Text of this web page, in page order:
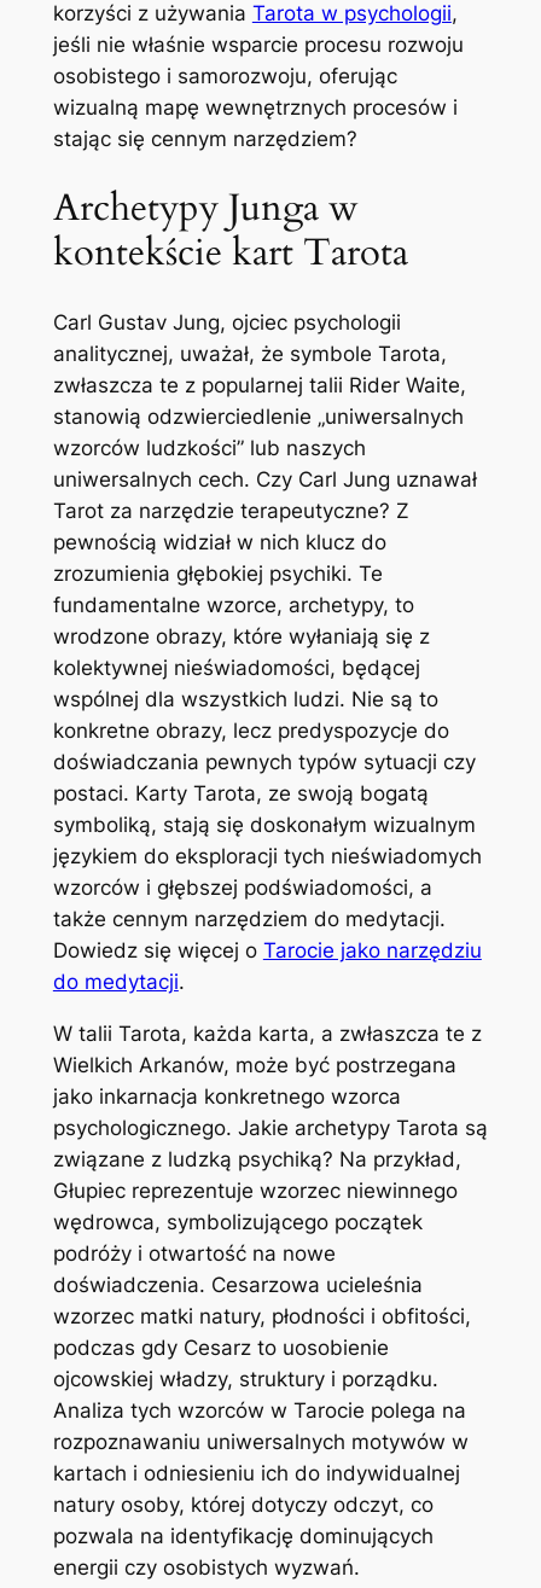
korzyści z używania Tarota w psychologii,
jeśli nie właśnie wsparcie procesu rozwoju
osobistego i samorozwoju, oferując
wizualną mapę wewnętrznych procesów i
stając się cennym narzędziem?
Archetypy Junga w
kontekście kart Tarota
Carl Gustav Jung, ojciec psychologii
analitycznej, uważał, że symbole Tarota,
zwłaszcza te z popularnej talii Rider Waite,
stanowią odzwierciedlenie „uniwersalnych
wzorców ludzkości” lub naszych
uniwersalnych cech. Czy Carl Jung uznawał
Tarot za narzędzie terapeutyczne? Z
pewnością widział w nich klucz do
zrozumienia głębokiej psychiki. Te
fundamentalne wzorce, archetypy, to
wrodzone obrazy, które wyłaniają się z
kolektywnej nieświadomości, będącej
wspólnej dla wszystkich ludzi. Nie są to
konkretne obrazy, lecz predyspozycje do
doświadczania pewnych typów sytuacji czy
postaci. Karty Tarota, ze swoją bogatą
symboliką, stają się doskonałym wizualnym
językiem do eksploracji tych nieświadomych
wzorców i głębszej podświadomości, a
także cennym narzędziem do medytacji.
Dowiedz się więcej o Tarocie jako narzędziu
do medytacji.
W talii Tarota, każda karta, a zwłaszcza te z
Wielkich Arkanów, może być postrzegana
jako inkarnacja konkretnego wzorca
psychologicznego. Jakie archetypy Tarota są
związane z ludzką psychiką? Na przykład,
Głupiec reprezentuje wzorzec niewinnego
wędrowca, symbolizującego początek
podróży i otwartość na nowe
doświadczenia. Cesarzowa ucieleśnia
wzorzec matki natury, płodności i obfitości,
podczas gdy Cesarz to uosobienie
ojcowskiej władzy, struktury i porządku.
Analiza tych wzorców w Tarocie polega na
rozpoznawaniu uniwersalnych motywów w
kartach i odniesieniu ich do indywidualnej
natury osoby, której dotyczy odczyt, co
pozwala na identyfikację dominujących
energii czy osobistych wyzwań.